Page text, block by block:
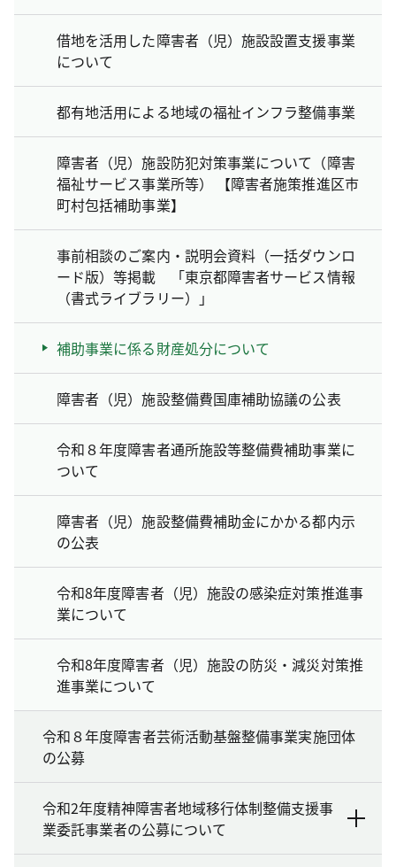
借地を活用した障害者（児）施設設置支援事業
について
都有地活用による地域の福祉インフラ整備事業
障害者（児）施設防犯対策事業について（障害
福祉サービス事業所等） 【障害者施策推進区市
町村包括補助事業】
事前相談のご案内・説明会資料（一括ダウンロ
ード版）等掲載 「東京都障害者サービス情報
（書式ライブラリー）」
補助事業に係る財産処分について
障害者（児）施設整備費国庫補助協議の公表
令和８年度障害者通所施設等整備費補助事業に
ついて
障害者（児）施設整備費補助金にかかる都内示
の公表
令和8年度障害者（児）施設の感染症対策推進事
業について
令和8年度障害者（児）施設の防災・減災対策推
進事業について
令和８年度障害者芸術活動基盤整備事業実施団体
の公募
令和2年度精神障害者地域移行体制整備支援事
業委託事業者の公募について